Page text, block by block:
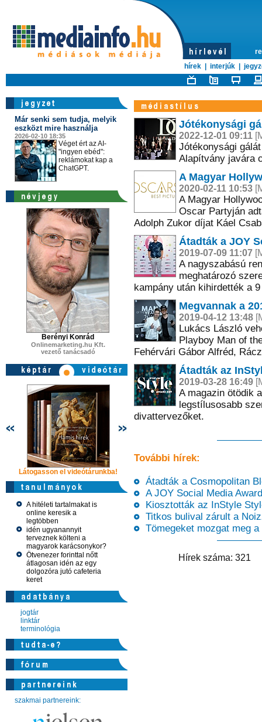
hírek
interjúk
Már senki sem tudja, melyik
eszközt mire használja
2026-02-10 18:35
Véget ért az AI-
"ingyen ebéd":
reklámokat kap a
ChatGPT.
Berényi Konrád
Onlinemarketing.hu Kft.
vezető tanácsadó
Látogasson el videótárunkba!
A hitéleti tartalmakat is
online keresik a
legtöbben
idén ugyanannyit
terveznek költeni a
magyarok karácsonykor?
Ötvenezer forinttal nőtt
átlagosan idén az egy
dolgozóra jutó cafeteria
keret
jogtár
linktár
terminológia
szakmai partnereink:
Jótékonysági
2022-12-01 09:11
Jótékonysági
Alapítvány javára
A Magyar
2020-02-11 10:53
A Magyar
Oscar Partyján
Adolph Zukor díjat Káel
Átadták a JOY
2019-07-09 11:07
A nagyszabású
meghatározó
kampány után kihirdették a
Megvannak a
2019-04-12 13:48
Lukács László
Playboy Man of
Fehérvári Gábor Alfréd,
Átadták az
2019-03-28 16:49
A magazin ötödik
legstílusosabb
divattervezőket.
További hírek:
Átadták a Cosmopolitan
A JOY Social Media Award
Kiosztották az InStyle
Titkos bulival zárult a
Tömegeket mozgat meg a
Hírek száma: